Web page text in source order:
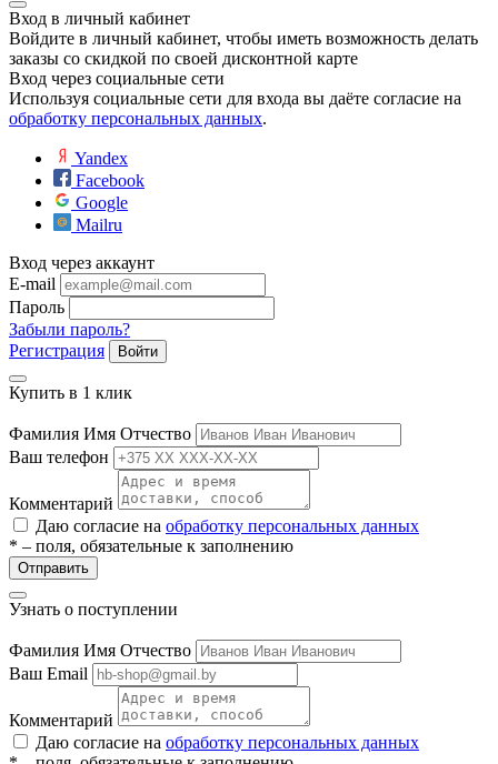
Вход в личный кабинет
Войдите в личный кабинет, чтобы иметь возможность делать
заказы со скидкой по своей дисконтной карте
Вход через социальные сети
Используя социальные сети для входа вы даёте согласие на
обработку персональных данных.
Yandex
Facebook
Google
Mailru
Вход через аккаунт
E-mail
Пароль
Забыли пароль?
Регистрация
Войти
Купить в 1 клик
Фамилия Имя Отчество
Ваш телефон
Комментарий
Даю согласие на обработку персональных данных
* – поля, обязательные к заполнению
Отправить
Узнать о поступлении
Фамилия Имя Отчество
Ваш Email
Комментарий
Даю согласие на обработку персональных данных